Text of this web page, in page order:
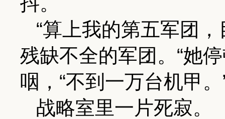
“算上我的第五军团
残缺不全的军团。“她
咽，“不到一万台机甲。
战略室里一片死寂。